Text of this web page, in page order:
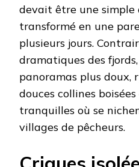
devait être une simple
transformé en une
plusieurs jours.
dramatiques des
panoramas plus doux,
douces collines
tranquilles où se
villages de pêcheurs.